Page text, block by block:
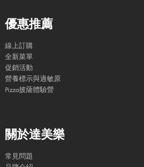
優惠推薦
線上訂購
全新菜單
促銷活動
營養標示與過敏原
Pizza披薩體驗營
關於達美樂
常見問題